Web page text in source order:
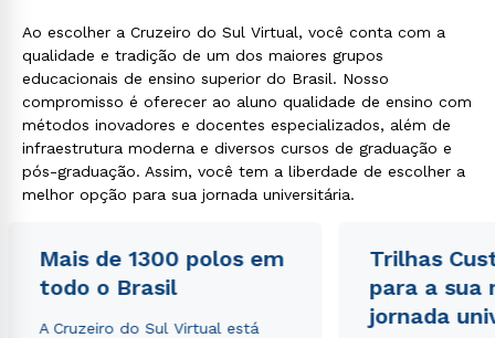
Ao escolher a Cruzeiro do Sul Virtual, você conta com a
qualidade e tradição de um dos maiores grupos
educacionais de ensino superior do Brasil. Nosso
compromisso é oferecer ao aluno qualidade de ensino com
métodos inovadores e docentes especializados, além de
infraestrutura moderna e diversos cursos de graduação e
pós-graduação. Assim, você tem a liberdade de escolher a
melhor opção para sua jornada universitária.
Mais de 1300 polos em
todo o Brasil
A Cruzeiro do Sul Virtual está
Trilhas
para a sua
jornada